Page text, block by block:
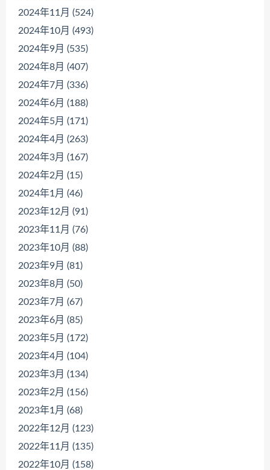
2024年11月 (524)
2024年10月 (493)
2024年9月 (535)
2024年8月 (407)
2024年7月 (336)
2024年6月 (188)
2024年5月 (171)
2024年4月 (263)
2024年3月 (167)
2024年2月 (15)
2024年1月 (46)
2023年12月 (91)
2023年11月 (76)
2023年10月 (88)
2023年9月 (81)
2023年8月 (50)
2023年7月 (67)
2023年6月 (85)
2023年5月 (172)
2023年4月 (104)
2023年3月 (134)
2023年2月 (156)
2023年1月 (68)
2022年12月 (123)
2022年11月 (135)
2022年10月 (158)